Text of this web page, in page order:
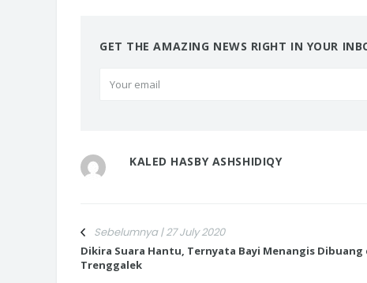
GET THE AMAZING NEWS RIGHT IN YOUR
KALED HASBY ASHSHIDIQY
Sebelumnya | 27 July 2020
Dikira Suara Hantu, Ternyata Bayi Menangis Dibuang
Trenggalek